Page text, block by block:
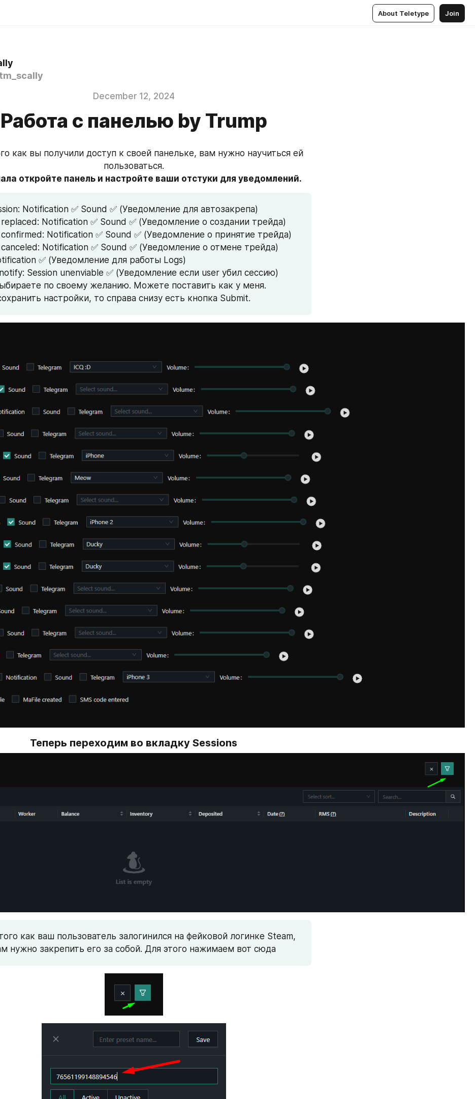
About Teletype Join
December 12, 2024
Работа с панелью by Trump
как вы получили доступ к своей панельке, вам нужно научиться ей
пользоваться.
откройте панель и настройте ваши отстуки для уведомлений.
Notification ✅ Sound ✅ (Уведомление для автозакрепа)
replaced: Notification ✅ Sound ✅ (Уведомление о создании трейда)
confirmed: Notification ✅ Sound ✅ (Уведомление о принятие трейда)
canceled: Notification ✅ Sound ✅ (Уведомление о отмене трейда)
✅ (Уведомление для работы Logs)
Session unenviable ✅ (Уведомление если user убил сессию)
по своему желанию. Можете поставить как у меня.
настройки, то справа снизу есть кнопка Submit.
Теперь переходим во вкладку Sessions
как ваш пользователь залогинился на фейковой логинке Steam,
нужно закрепить его за собой. Для этого нажимаем вот сюда